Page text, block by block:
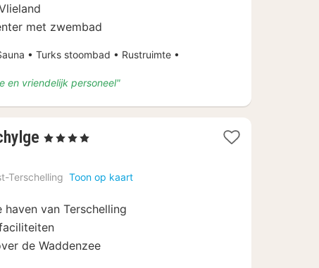
met zwembad
• Turks stoombad • Rustruimte •
en vriendelijk personeel"
1
vanaf
€
138,50
, 4 Sterren
Terschelling Toon op kaart
van Terschelling
de Waddenzee